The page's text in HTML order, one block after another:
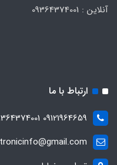
ارتباط با ما
09121964659 09364374001 ۰۲۱۶۶۷۶۵۰۸۳